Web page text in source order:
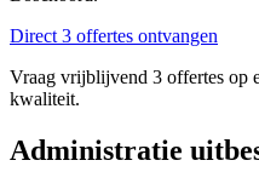
Direct 3 offertes ontvangen
Vraag vrijblijvend 3 offertes op
kwaliteit.
Administratie